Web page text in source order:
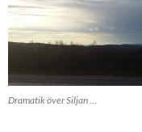
Dramatik över Siljan …